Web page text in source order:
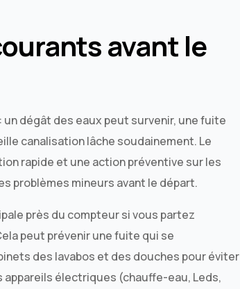
avant le
dégât des eaux peut survenir, une fuite
canalisation lâche soudainement. Le
rapide et une action préventive sur les
problèmes mineurs avant le départ.
près du compteur si vous partez
peut prévenir une fuite qui se
des lavabos et des douches pour éviter
électriques (chauffe-eau, Leds,